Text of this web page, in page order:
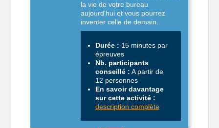
la vie de votre bureau
aujourd'hui et vous pourrez
inventer celle de demain.
Durée : 15 minutes par
épreuves
Nb. participants
conseillé : A partir de
12 personnes
En savoir davantage
sur cette activité :
description complète